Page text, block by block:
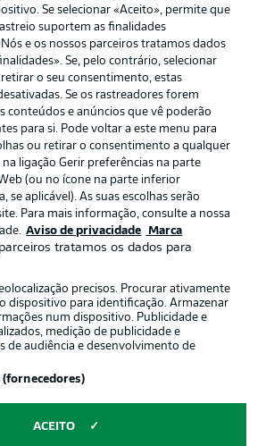
Avisos legais
Aviso de privacidade
Emissoras
Marca
Jogadores
Bundesliga-Gruppe GmbH
seu idioma
Se selecionar «Aceito», permite que
suportem as finalidades
e os nossos parceiros tratamos dados
Se, pelo contrário, selecionar
o seu consentimento, estas
Se os rastreadores forem
conteúdos e anúncios que vê poderão
para si. Pode voltar a este menu para
ou retirar o consentimento a qualquer
ligação Gerir preferências na parte
(ou no ícone na parte inferior
se aplicável). As suas escolhas serão
Para mais informação, consulte a nossa
Aviso de privacidade Marca
tratamos os dados para
precisos. Procurar ativamente
dispositivo para identificação. Armazenar
num dispositivo. Publicidade e
medição de publicidade e
de audiência e desenvolvimento de
(fornecedores)
ACEITO